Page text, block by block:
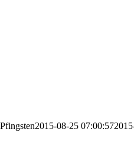
2015-08-25 07:00:57